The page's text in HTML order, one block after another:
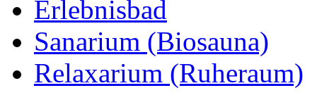
Erlebnisbad
Sanarium (Biosauna)
Relaxarium (Ruheraum)